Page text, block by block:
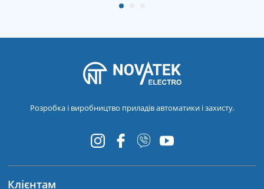
Розробка і виробництво приладів автоматики і захисту.
Клієнтам